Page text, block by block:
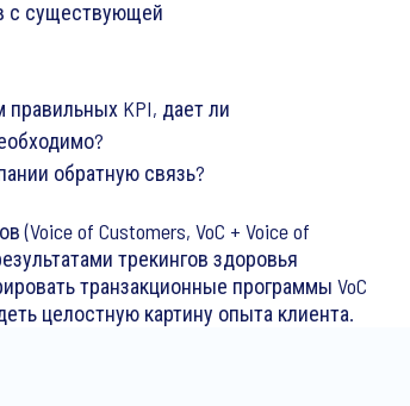
с существующей
KPI, дает ли
обратную связь?
of Customers, VoC + Voice of
трекингов здоровья
транзакционные программы VoC
целостную картину опыта клиента.